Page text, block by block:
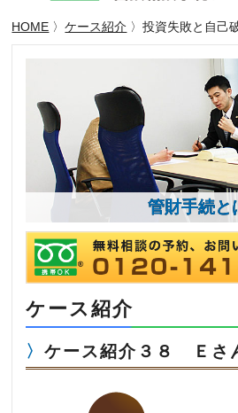
HOME 〉ケース紹介 〉投資失敗と自己
管財手続と
ケース紹介
ケース紹介３８ Ｅさ